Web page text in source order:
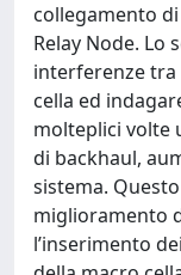
collegamento
Relay Node. Lo
interferenze tra
cella ed
molteplici volte
di backhaul,
sistema.
miglioramento
l’inserimento